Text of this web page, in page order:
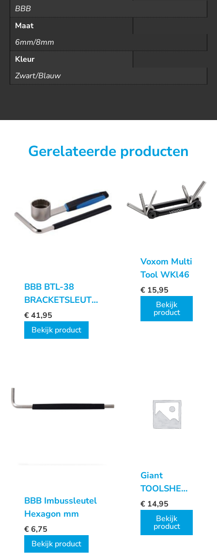
BBB
Maat
6mm/8mm
Kleur
Zwart/Blauw
Gerelateerde producten
BBB BTL-38
BRACKETSLEUTEL
ULTRAGRIP
CAMPA
€41,95
Bekijk product
Voxom Multi
Tool WKl46
€ 15,95
Bekijk
product
BBB Imbussleutel
Hexagon mm
€6,75
Bekijk product
Giant
TOOLSHED
6
€ 14,95
Bekijk
product